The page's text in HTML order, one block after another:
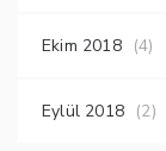
Ekim 2018 (4)
Eylül 2018 (2)